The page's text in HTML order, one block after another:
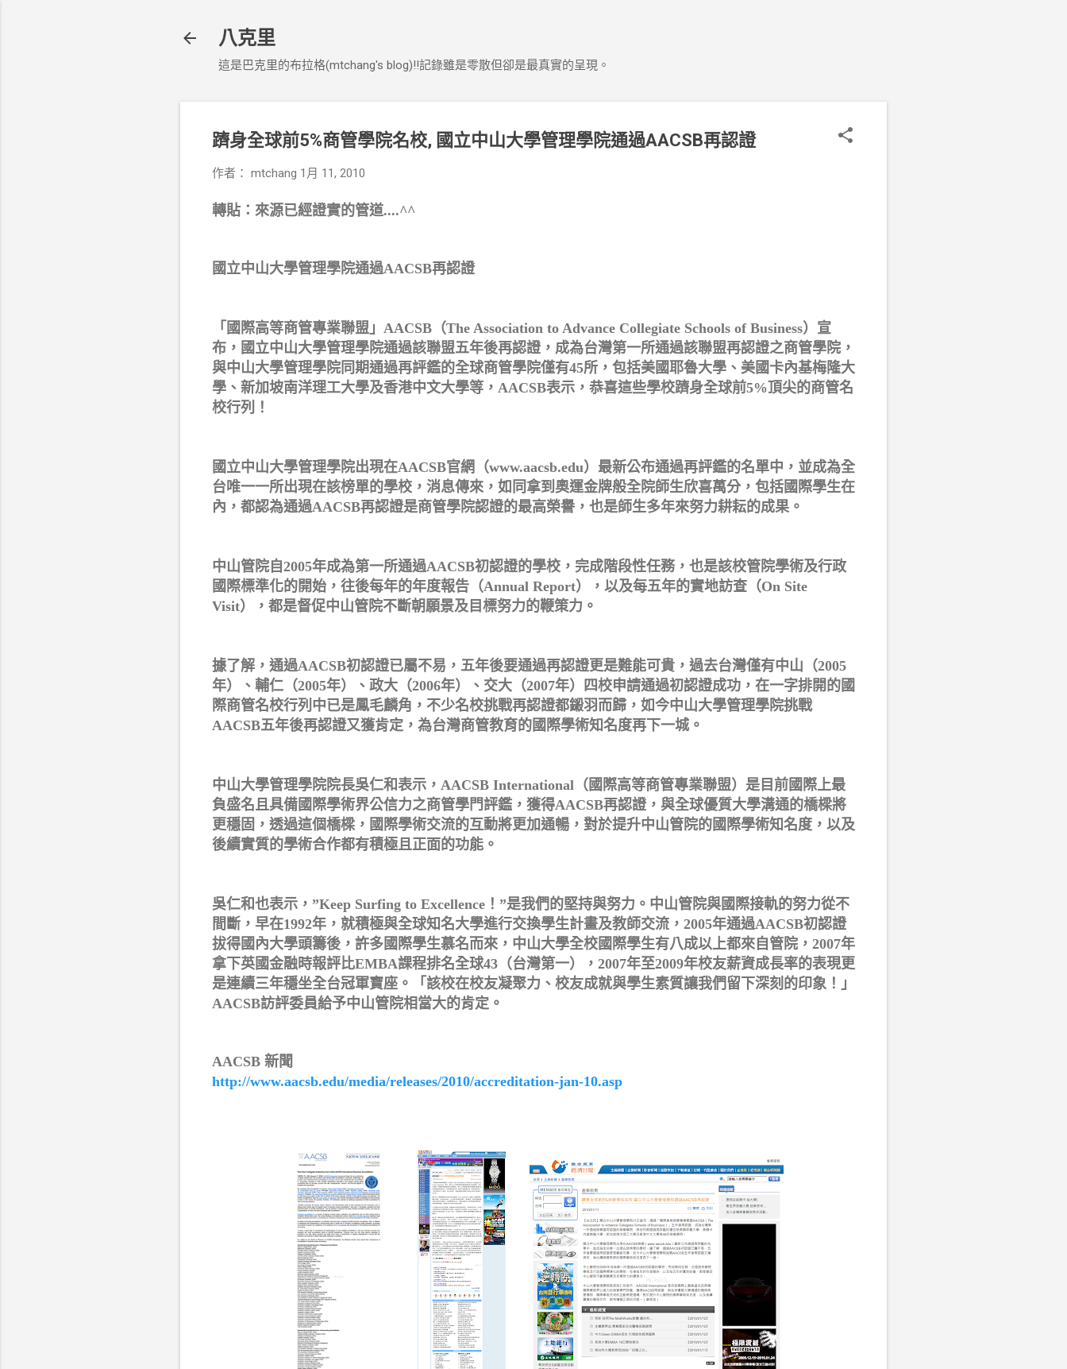
八克里
這是巴克里的布拉格(mtchang's blog)!!記錄雖是零散但卻是最真實的呈現。
躋身全球前5%商管學院名校, 國立中山大學管理學院通過AACSB再認證
作者： mtchang 1月 11, 2010
轉貼：來源已經證實的管道....^^
國立中山大學管理學院通過AACSB再認證
「國際高等商管專業聯盟」AACSB（The Association to Advance Collegiate Schools of Business）宣
布，國立中山大學管理學院通過該聯盟五年後再認證，成為台灣第一所通過該聯盟再認證之商管學院，
與中山大學管理學院同期通過再評鑑的全球商管學院僅有45所，包括美國耶魯大學、美國卡內基梅隆大
學、新加坡南洋理工大學及香港中文大學等，AACSB表示，恭喜這些學校躋身全球前5%頂尖的商管名
校行列！
國立中山大學管理學院出現在AACSB官網（www.aacsb.edu）最新公布通過再評鑑的名單中，並成為全
台唯一一所出現在該榜單的學校，消息傳來，如同拿到奧運金牌般全院師生欣喜萬分，包括國際學生在
內，都認為通過AACSB再認證是商管學院認證的最高榮譽，也是師生多年來努力耕耘的成果。
中山管院自2005年成為第一所通過AACSB初認證的學校，完成階段性任務，也是該校管院學術及行政
國際標準化的開始，往後每年的年度報告（Annual Report），以及每五年的實地訪查（On Site
Visit），都是督促中山管院不斷朝願景及目標努力的鞭策力。
據了解，通過AACSB初認證已屬不易，五年後要通過再認證更是難能可貴，過去台灣僅有中山（2005
年）、輔仁（2005年）、政大（2006年）、交大（2007年）四校申請通過初認證成功，在一字排開的國
際商管名校行列中已是鳳毛麟角，不少名校挑戰再認證都鎩羽而歸，如今中山大學管理學院挑戰
AACSB五年後再認證又獲肯定，為台灣商管教育的國際學術知名度再下一城。
中山大學管理學院院長吳仁和表示，AACSB International（國際高等商管專業聯盟）是目前國際上最
負盛名且具備國際學術界公信力之商管學門評鑑，獲得AACSB再認證，與全球優質大學溝通的橋樑將
更穩固，透過這個橋樑，國際學術交流的互動將更加通暢，對於提升中山管院的國際學術知名度，以及
後續實質的學術合作都有積極且正面的功能。
吳仁和也表示，”Keep Surfing to Excellence！”是我們的堅持與努力。中山管院與國際接軌的努力從不
間斷，早在1992年，就積極與全球知名大學進行交換學生計畫及教師交流，2005年通過AACSB初認證
拔得國內大學頭籌後，許多國際學生慕名而來，中山大學全校國際學生有八成以上都來自管院，2007年
拿下英國金融時報評比EMBA課程排名全球43（台灣第一），2007年至2009年校友薪資成長率的表現更
是連續三年穩坐全台冠軍寶座。「該校在校友凝聚力、校友成就與學生素質讓我們留下深刻的印象！」
AACSB訪評委員給予中山管院相當大的肯定。
AACSB 新聞
http://www.aacsb.edu/media/releases/2010/accreditation-jan-10.asp